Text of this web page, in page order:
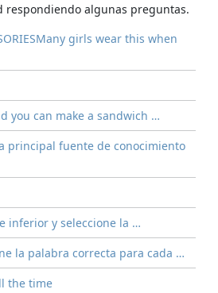
respondiendo algunas preguntas.
girls wear this when
you can make a sandwich …
principal fuente de conocimiento
inferior y seleccione la …
la palabra correcta para cada …
the time